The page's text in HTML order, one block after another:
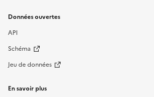
Données ouvertes
API
Schéma
Jeu de données
En savoir plus